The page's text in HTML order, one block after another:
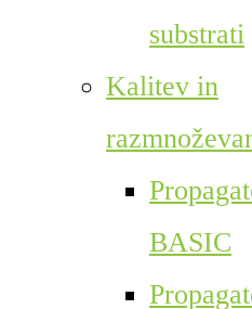
substrati
Kalitev in
BASIC